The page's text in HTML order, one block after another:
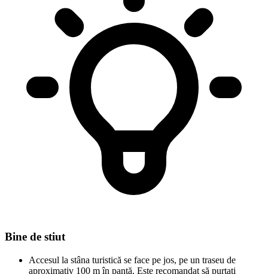
Bine de stiut
Accesul la stâna turistică se face pe jos, pe un traseu de
aproximativ 100 m în pantă. Este recomandat să purtați